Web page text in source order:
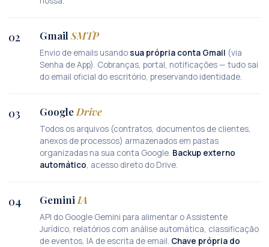
02 Gmail SMTP
Envio de emails usando sua própria conta Gmail (via
Senha de App). Cobranças, portal, notificações — tudo sai
do email oficial do escritório, preservando identidade.
03 Google Drive
Todos os arquivos (contratos, documentos de clientes,
anexos de processos) armazenados em pastas
organizadas na sua conta Google. Backup externo
automático, acesso direto do Drive.
04 Gemini IA
API do Google Gemini para alimentar o Assistente
Jurídico, relatórios com análise automática, classificação
de eventos, IA de escrita de email. Chave própria do